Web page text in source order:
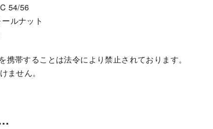
54/56
ルナット
携帯することは法令により禁止されております。
ません。